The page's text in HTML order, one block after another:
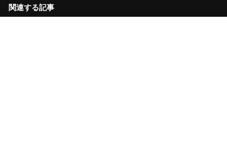
関連する記事